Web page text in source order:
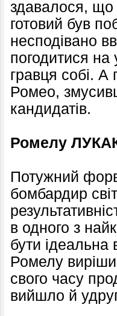
здавалося, що
готовий був
несподівано
погодитися на
гравця собі. А
Ромео,
кандидатів.
Ромелу
Потужний
бомбардир
в одного з
бути ідеальна
Ромелу
свого часу
вийшло й